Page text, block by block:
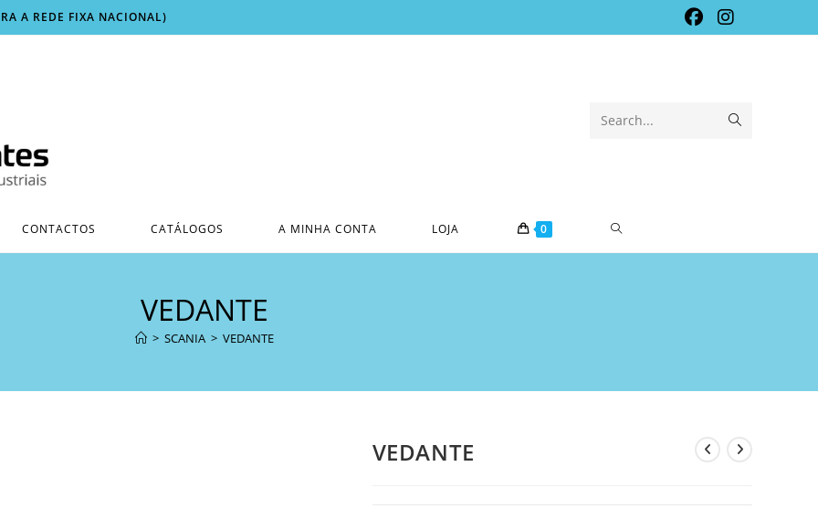
A REDE FIXA NACIONAL)
Search...
CONTACTOS CATÁLOGOS A MINHA CONTA LOJA 0 TOGGLE
VEDANTE
> SCANIA > VEDANTE
VEDANTE